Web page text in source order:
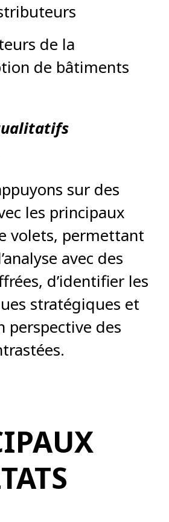
de la
de bâtiments
sur des
les principaux
volets, permettant
avec des
d’identifier les
stratégiques et
perspective des